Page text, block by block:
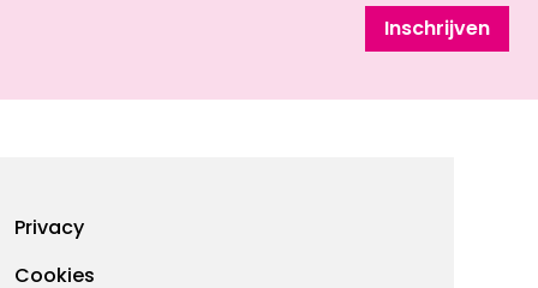
Inschrijven
Footermenu
Privacy
Cookies